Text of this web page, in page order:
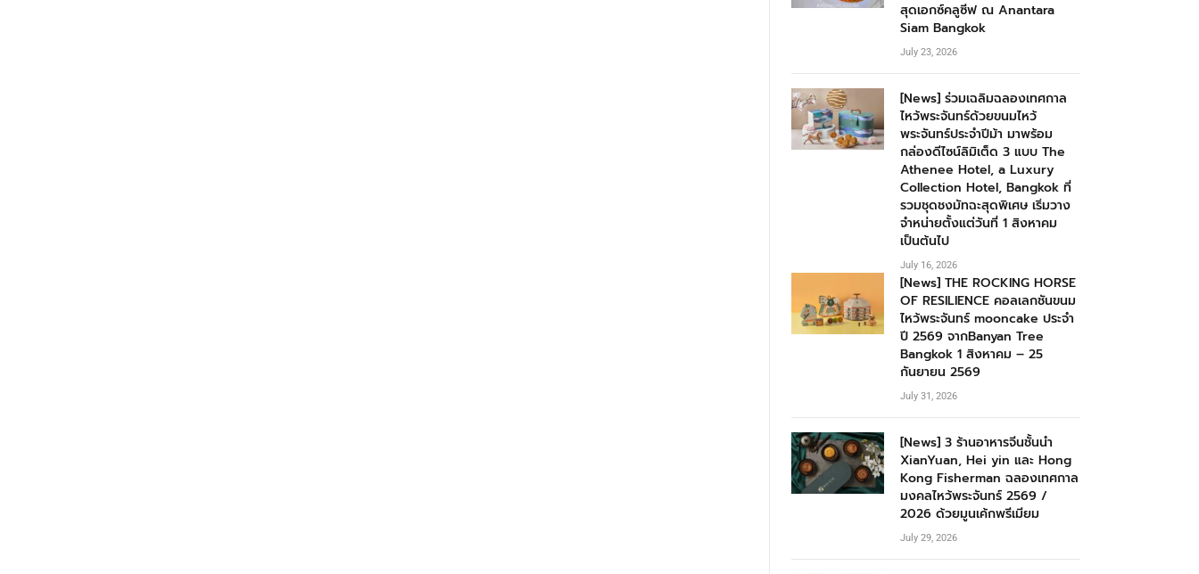
สุดเอกซ์คลูซีฟ ณ Anantara
Siam Bangkok
July 23, 2026
[News] ร่วมเฉลิมฉลองเทศกาล
ไหว้พระจันทร์ด้วยขนมไหว้
พระจันทร์ประจำปีม้า มาพร้อม
กล่องดีไซน์ลิมิเต็ด 3 แบบ The
Athenee Hotel, a Luxury
Collection Hotel, Bangkok ที่
รวมชุดชงมัทฉะสุดพิเศษ เริ่มวาง
จำหน่ายตั้งแต่วันที่ 1 สิงหาคม
เป็นต้นไป
July 16, 2026
[News] THE ROCKING HORSE
OF RESILIENCE คอลเลกชันขนม
ไหว้พระจันทร์ mooncake ประจำ
ปี 2569 จากBanyan Tree
Bangkok 1 สิงหาคม – 25
กันยายน 2569
July 31, 2026
[News] 3 ร้านอาหารจีนชั้นนำ
XianYuan, Hei yin และ Hong
Kong Fisherman ฉลองเทศกาล
มงคลไหว้พระจันทร์ 2569 /
2026 ด้วยมูนเค้กพรีเมียม
July 29, 2026